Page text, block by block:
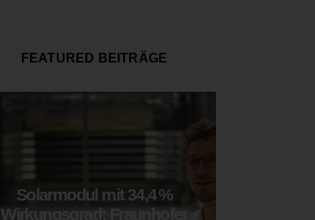
FEATURED BEITRÄGE
Solarmodul mit 34,4 %
Wirkungsgrad: Fraunhofer